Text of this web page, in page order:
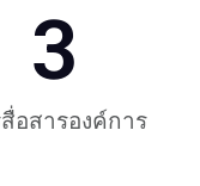
อสารองค์การ
3